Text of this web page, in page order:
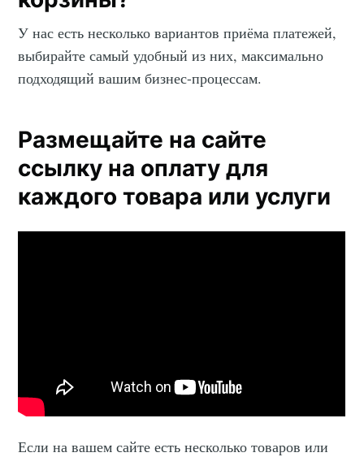
У нас есть несколько вариантов приёма платежей,
выбирайте самый удобный из них, максимально
подходящий вашим бизнес-процессам.
Размещайте на сайте
ссылку на оплату для
каждого товара или услуги
Если на вашем сайте есть несколько товаров или